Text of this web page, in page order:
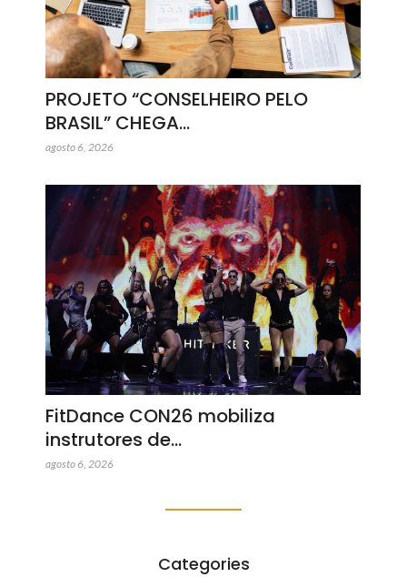
PROJETO “CONSELHEIRO PELO
BRASIL” CHEGA…
agosto 6, 2026
FitDance CON26 mobiliza
instrutores de…
agosto 6, 2026
Categories